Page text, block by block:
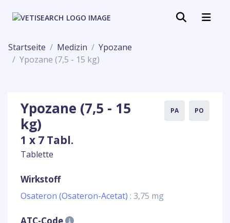
Startseite Medizin
Ypozane
Ypozane (7,5 - 15 kg)
Ypozane (7,5 - 15
kg)
1 x 7 Tabl.
Tablette
PA PO
Wirkstoff
Osateron (Osateron-Acetat) : 3,75 mg